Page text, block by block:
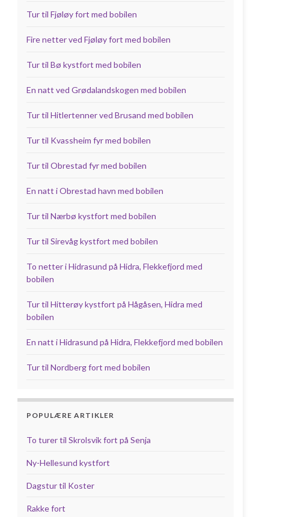
Tur til Fjøløy fort med bobilen
Fire netter ved Fjøløy fort med bobilen
Tur til Bø kystfort med bobilen
En natt ved Grødalandskogen med bobilen
Tur til Hitlertenner ved Brusand med bobilen
Tur til Kvassheim fyr med bobilen
Tur til Obrestad fyr med bobilen
En natt i Obrestad havn med bobilen
Tur til Nærbø kystfort med bobilen
Tur til Sirevåg kystfort med bobilen
To netter i Hidrasund på Hidra, Flekkefjord med
bobilen
Tur til Hitterøy kystfort på Hågåsen, Hidra med
bobilen
En natt i Hidrasund på Hidra, Flekkefjord med bobilen
Tur til Nordberg fort med bobilen
POPULÆRE ARTIKLER
To turer til Skrolsvik fort på Senja
Ny-Hellesund kystfort
Dagstur til Koster
Rakke fort